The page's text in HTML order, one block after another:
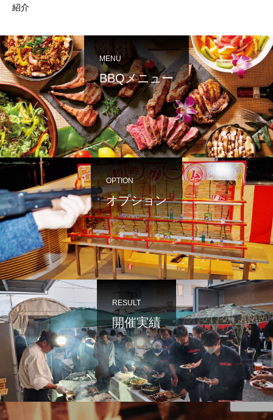
紹介
MENU
BBQメニュー
OPTION
オプション
RESULT
開催実績
電話 フォーム問合せ LINE問合せ